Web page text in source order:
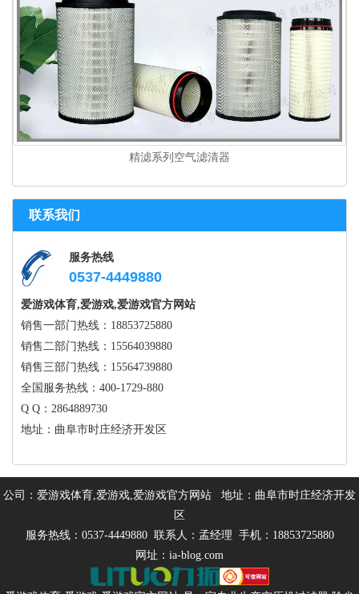
精滤系列空气滤清器
联系我们
服务热线
0537-4449880
爱游戏体育,爱游戏,爱游戏官方网站
销售一部门热线：18853725880
销售二部门热线：15564039880
销售三部门热线：15564739880
全国服务热线：400-1729-880
Q Q：2864889730
地址：曲阜市时庄经济开发区
公司：爱游戏体育,爱游戏,爱游戏官方网站 地址：曲阜市时庄经济开发
区
服务热线：0537-4449880 联系人：孟经理 手机：18853725880
网址：ia-blog.com